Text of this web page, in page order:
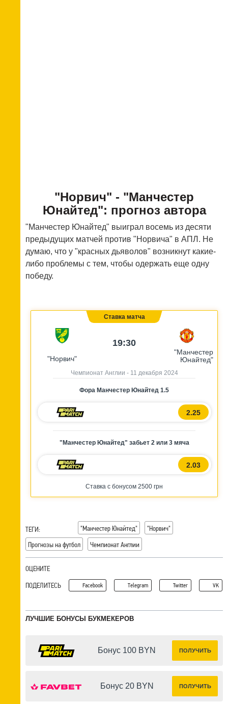
"Норвич" - "Манчестер
Юнайтед": прогноз автора
"Манчестер Юнайтед" выиграл восемь из десяти
предыдущих матчей против "Норвича" в АПЛ. Не
думаю, что у "красных дьяволов" возникнут какие-
либо проблемы с тем, чтобы одержать еще одну
победу.
Ставка матча
"Норвич"
"Манчестер
Юнайтед"
19:30
Чемпионат Англии - 11 декабря 2024
Ставка с бонусом 2500 грн
Фора Манчестер Юнайтед 1.5
2.25
"Манчестер Юнайтед" забьет 2 или 3 мяча
2.03
ТЕГИ: "Манчестер Юнайтед"
"Норвич"
Прогнозы на футбол
Чемпионат Англии
ОЦЕНИТЕ
ПОДЕЛИТЕСЬ Facebook Telegram Twitter VK
ЛУЧШИЕ БОНУСЫ БУКМЕКЕРОВ
Бонус 100 BYN ПОЛУЧИТЬ
Бонус 20 BYN ПОЛУЧИТЬ